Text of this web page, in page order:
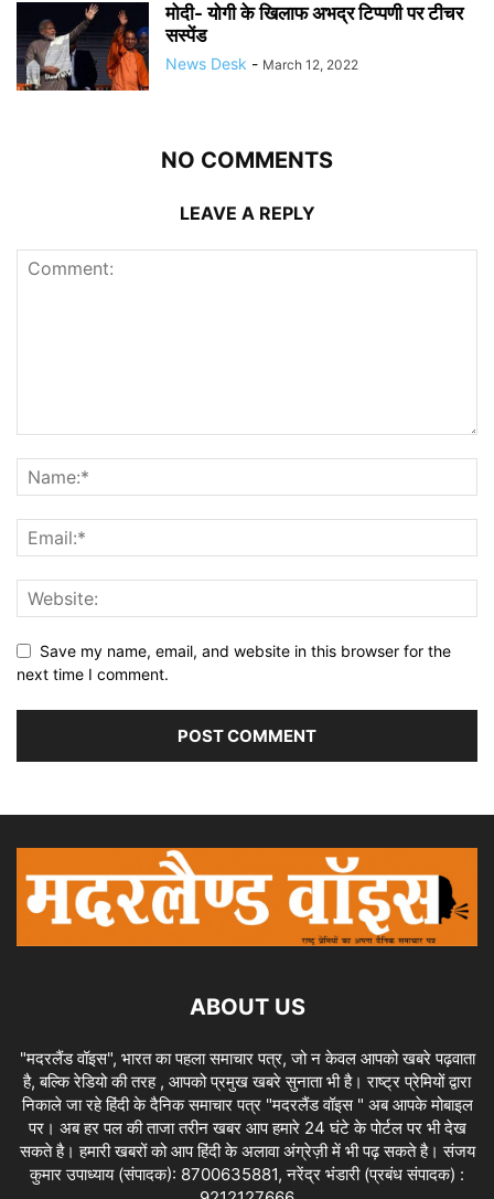
मोदी- योगी के खिलाफ अभद्र टिप्पणी पर टीचर
सस्पेंड
News Desk - March 12, 2022
NO COMMENTS
LEAVE A REPLY
Save my name, email, and website in this browser for the
next time I comment.
ABOUT US
"मदरलैंड वॉइस", भारत का पहला समाचार पत्र, जो न केवल आपको खबरे पढ़वाता
है, बल्कि रेडियो की तरह , आपको प्रमुख खबरे सुनाता भी है। राष्ट्र प्रेमियों द्वारा
निकाले जा रहे हिंदी के दैनिक समाचार पत्र "मदरलैंड वॉइस " अब आपके मोबाइल
पर। अब हर पल की ताजा तरीन खबर आप हमारे 24 घंटे के पोर्टल पर भी देख
सकते है। हमारी खबरों को आप हिंदी के अलावा अंग्रेज़ी में भी पढ़ सकते है। संजय
कुमार उपाध्याय (संपादक): 8700635881, नरेंद्र भंडारी (प्रबंध संपादक) :